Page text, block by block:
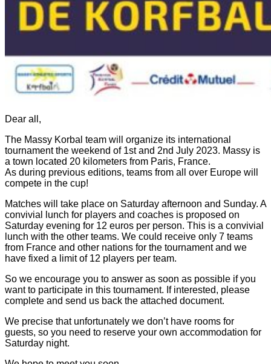
Dear all,
The Massy Korbal team will organize its international
tournament the weekend of 1st and 2nd July 2023. Massy is
a town located 20 kilometers from Paris, France.
As during previous editions, teams from all over Europe will
compete in the cup!
Matches will take place on Saturday afternoon and Sunday. A
convivial lunch for players and coaches is proposed on
Saturday evening for 12 euros per person. This is a convivial
lunch with the other teams. We could receive only 7 teams
from France and other nations for the tournament and we
have fixed a limit of 12 players per team.
So we encourage you to answer as soon as possible if you
want to participate in this tournament. If interested, please
complete and send us back the attached document.
We precise that unfortunately we don’t have rooms for
guests, so you need to reserve your own accommodation for
Saturday night.